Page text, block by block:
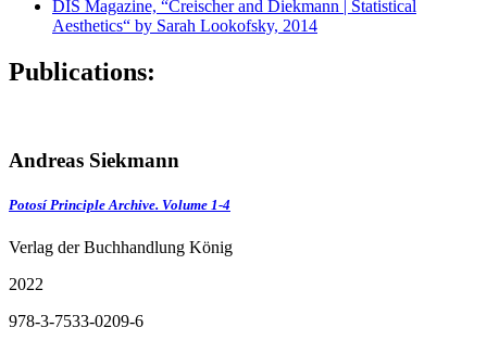
DIS Magazine, “Creischer and Diekmann | Statistical
Aesthetics“ by Sarah Lookofsky, 2014
Publications:
Andreas Siekmann
Potosí Principle Archive. Volume 1-4
Verlag der Buchhandlung König
2022
978-3-7533-0209-6